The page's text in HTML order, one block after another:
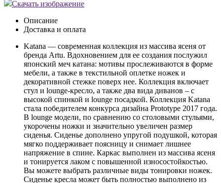
Скачать изображение
Описание
Доставка и оплата
Katana — современная коллекция из массива ясеня от
бренда Artu. Вдохновением для ее создания послужил
японский меч катана: мотивы прослеживаются в форме
мебели, а также в текстильной оплетке ножек и
декоративной стежке поверх нее. Коллекция включает
стул и lounge-кресло, а также два вида диванов – с
высокой спинкой и lounge посадкой. Коллекция Katana
стала победителем конкурса дизайна Prototype 2017 года.
В lounge модели, по сравнению со столовыми стульями,
укорочены ножки и значительно увеличен размер
сиденья. Сиденье дополнено упругой подушкой, которая
мягко поддерживает поясницу и снимает лишнее
напряжение в спине. Каркас выполнен из массива ясеня
и тонируется лаком с повышенной износостойкостью.
Вы можете выбрать различные виды тонировки ножек.
Сиденье кресла может быть полностью выполнено из